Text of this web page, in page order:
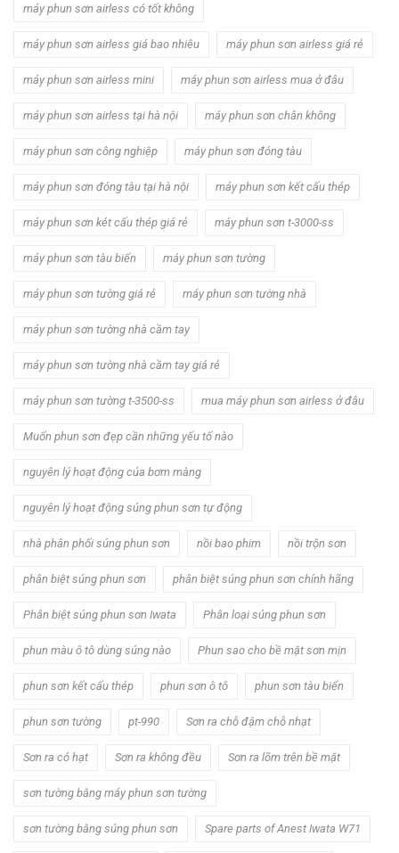
máy phun sơn airless có tốt không
máy phun sơn airless giá bao nhiêu máy phun sơn airless giá rẻ
máy phun sơn airless mini máy phun sơn airless mua ở đâu
máy phun sơn airless tại hà nội máy phun sơn chân không
máy phun sơn công nghiệp máy phun sơn đóng tàu
máy phun sơn đóng tàu tại hà nội máy phun sơn kết cấu thép
máy phun sơn két cấu thép giá rẻ máy phun sơn t-3000-ss
máy phun sơn tàu biển máy phun sơn tường
máy phun sơn tường giá rẻ máy phun sơn tường nhà
máy phun sơn tường nhà cầm tay
máy phun sơn tường nhà cầm tay giá rẻ
máy phun sơn tường t-3500-ss mua máy phun sơn airless ở đâu
Muốn phun sơn đẹp cần những yếu tố nào
nguyên lý hoạt động của bơm màng
nguyên lý hoạt động súng phun sơn tự động
nhà phân phối súng phun sơn nồi bao phim nồi trộn sơn
phân biệt súng phun sơn phân biệt súng phun sơn chính hãng
Phân biệt súng phun sơn Iwata Phân loại súng phun sơn
phun màu ô tô dùng súng nào Phun sao cho bề mặt sơn mịn
phun sơn kết cấu thép phun sơn ô tô phun sơn tàu biển
phun sơn tường pt-990 Sơn ra chỗ đậm chỗ nhạt
Sơn ra có hạt Sơn ra không đều Sơn ra lõm trên bề mặt
sơn tường bằng máy phun sơn tường
sơn tường bằng súng phun sơn Spare parts of Anest Iwata W71